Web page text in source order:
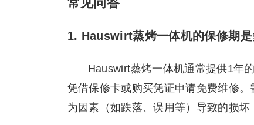
1. Hauswirt蒸烤一体机的保修期是
Hauswirt蒸烤一体机通常提供1年
凭借保修卡或购买凭证申请免费维修
为因素（如跌落、误用等）导致的损坏